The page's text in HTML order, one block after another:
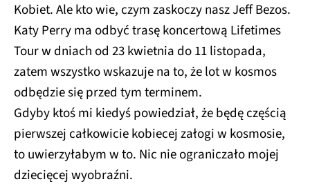
Kobiet. Ale kto wie, czym zaskoczy nasz Jeff Bezos.
Katy Perry ma odbyć trasę koncertową Lifetimes
Tour w dniach od 23 kwietnia do 11 listopada,
zatem wszystko wskazuje na to, że lot w kosmos
odbędzie się przed tym terminem.
Gdyby ktoś mi kiedyś powiedział, że będę częścią
pierwszej całkowicie kobiecej załogi w kosmosie,
to uwierzyłabym w to. Nic nie ograniczało mojej
dziecięcej wyobraźni.